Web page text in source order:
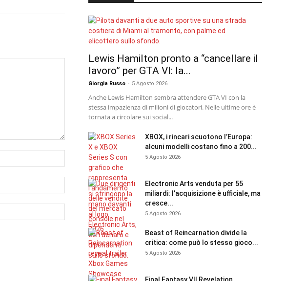
Lewis Hamilton pronto a “cancellare il
lavoro” per GTA VI: la...
Giorgia Russo - 5 Agosto 2026
Anche Lewis Hamilton sembra attendere GTA VI con la
stessa impazienza di milioni di giocatori. Nelle ultime ore è
tornata a circolare sui social...
XBOX, i rincari scuotono l’Europa:
alcuni modelli costano fino a 200...
5 Agosto 2026
Electronic Arts venduta per 55
miliardi: l’acquisizione è ufficiale, ma
cresce...
5 Agosto 2026
Beast of Reincarnation divide la
critica: come può lo stesso gioco...
5 Agosto 2026